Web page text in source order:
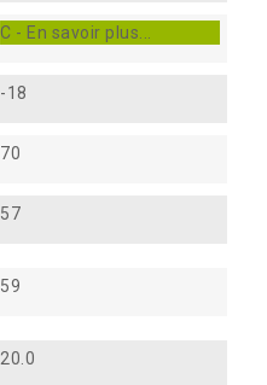
C - En savoir plus...
-18
70
57
59
20.0